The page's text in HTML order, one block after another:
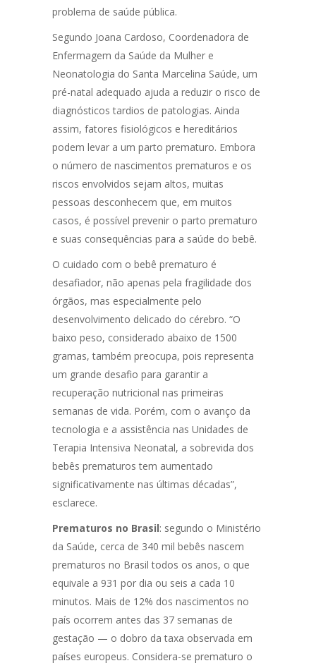
problema de saúde pública.
Segundo Joana Cardoso, Coordenadora de
Enfermagem da Saúde da Mulher e
Neonatologia do Santa Marcelina Saúde, um
pré-natal adequado ajuda a reduzir o risco de
diagnósticos tardios de patologias. Ainda
assim, fatores fisiológicos e hereditários
podem levar a um parto prematuro. Embora
o número de nascimentos prematuros e os
riscos envolvidos sejam altos, muitas
pessoas desconhecem que, em muitos
casos, é possível prevenir o parto prematuro
e suas consequências para a saúde do bebê.
O cuidado com o bebê prematuro é
desafiador, não apenas pela fragilidade dos
órgãos, mas especialmente pelo
desenvolvimento delicado do cérebro. “O
baixo peso, considerado abaixo de 1500
gramas, também preocupa, pois representa
um grande desafio para garantir a
recuperação nutricional nas primeiras
semanas de vida. Porém, com o avanço da
tecnologia e a assistência nas Unidades de
Terapia Intensiva Neonatal, a sobrevida dos
bebês prematuros tem aumentado
significativamente nas últimas décadas”,
esclarece.
Prematuros no Brasil: segundo o Ministério
da Saúde, cerca de 340 mil bebês nascem
prematuros no Brasil todos os anos, o que
equivale a 931 por dia ou seis a cada 10
minutos. Mais de 12% dos nascimentos no
país ocorrem antes das 37 semanas de
gestação — o dobro da taxa observada em
países europeus. Considera-se prematuro o